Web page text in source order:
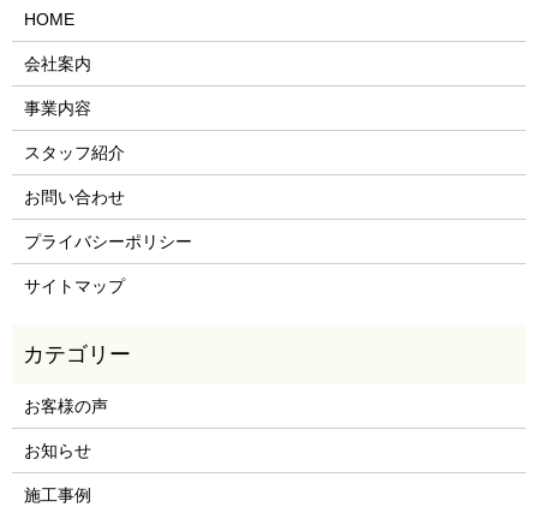
HOME
会社案内
事業内容
スタッフ紹介
お問い合わせ
プライバシーポリシー
サイトマップ
お客様の声
お知らせ
施工事例